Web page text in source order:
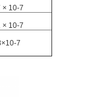
× 10-7
× 10-7
7